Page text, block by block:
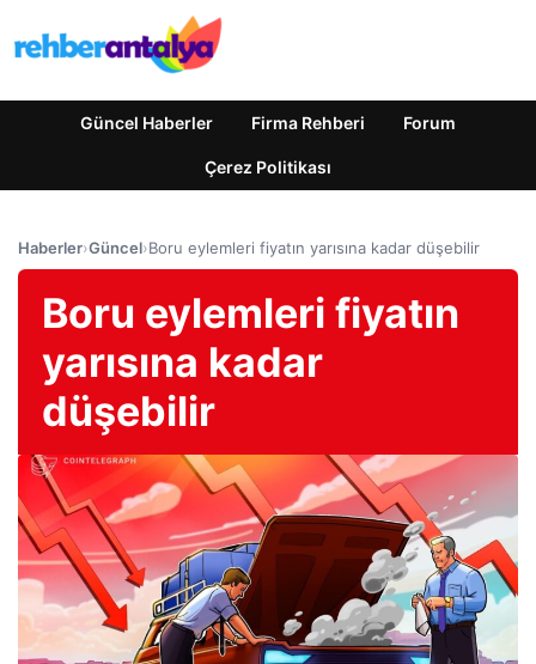
Güncel Haberler Firma Rehberi Forum
Çerez Politikası
Haberler›Güncel›Boru eylemleri fiyatın yarısına kadar düşebilir
Boru eylemleri fiyatın
yarısına kadar
düşebilir